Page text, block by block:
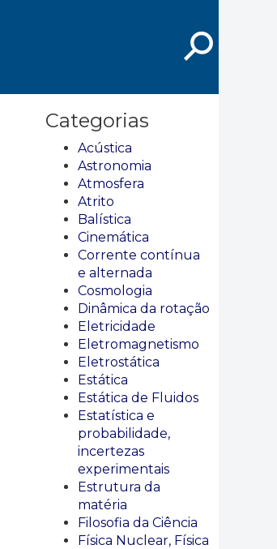
⚲
Categorias
Acústica
Astronomia
Atmosfera
Atrito
Balística
Cinemática
Corrente contínua
e alternada
Cosmologia
Dinâmica da rotação
Eletricidade
Eletromagnetismo
Eletrostática
Estática
Estática de Fluidos
Estatística e
probabilidade,
incertezas
experimentais
Estrutura da
matéria
Filosofia da Ciência
Física Nuclear, Física